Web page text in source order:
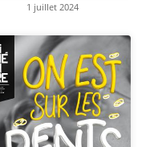
1 juillet 2024